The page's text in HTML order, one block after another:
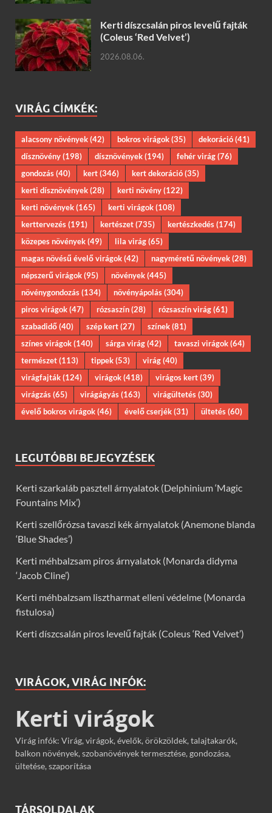
Kerti díszcsalán piros levelű fajták
(Coleus ‘Red Velvet’)
2026.08.06.
VIRÁG CÍMKÉK:
alacsony növények(42) bokros virágok(35) dekoráció(41)
dísznövény(198) dísznövények(194) fehér virág(76)
gondozás(40) kert(346) kert dekoráció(35)
kerti dísznövények(28) kerti növény(122)
kerti növények(165) kerti virágok(108)
kerttervezés(191) kertészet(735) kertészkedés(174)
közepes növények(49) lila virág(65)
magas növésű évelő virágok(42) nagyméretű növények(28)
népszerű virágok(95) növények(445)
növénygondozás(134) növényápolás(304)
piros virágok(47) rózsaszín(28) rózsaszín virág(61)
szabadidő(40) szép kert(27) színek(81)
színes virágok(140) sárga virág(42) tavaszi virágok(64)
természet(113) tippek(53) virág(40)
virágfajták(124) virágok(418) virágos kert(39)
virágzás(65) virágágyás(163) virágültetés(30)
évelő bokros virágok(46) évelő cserjék(31) ültetés(60)
LEGUTÓBBI BEJEGYZÉSEK
Kerti szarkaláb pasztell árnyalatok (Delphinium ‘Magic
Fountains Mix’)
Kerti szellőrózsa tavaszi kék árnyalatok (Anemone blanda
‘Blue Shades’)
Kerti méhbalzsam piros árnyalatok (Monarda didyma
‘Jacob Cline’)
Kerti méhbalzsam lisztharmat elleni védelme (Monarda
fistulosa)
Kerti díszcsalán piros levelű fajták (Coleus ‘Red Velvet’)
VIRÁGOK, VIRÁG INFÓK:
Kerti virágok
Virág infók: Virág, virágok, évelők, örökzöldek, talajtakarók,
balkon növények, szobanövények termesztése, gondozása,
ültetése, szaporítása
TÁRSOLDALAK